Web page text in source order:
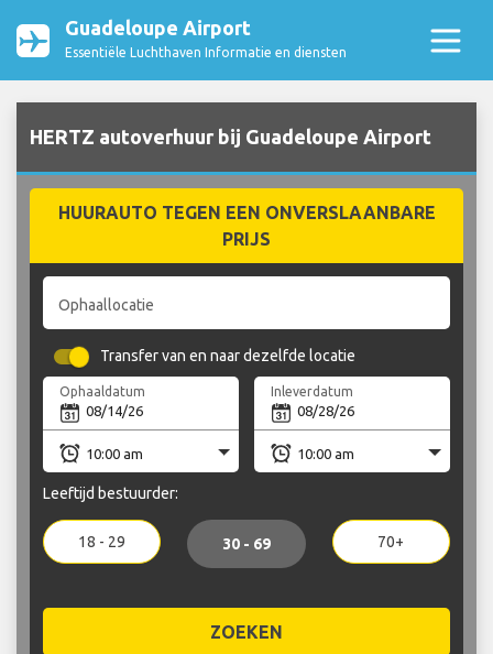
Guadeloupe Airport
Essentiële Luchthaven Informatie en diensten
HERTZ autoverhuur bij Guadeloupe Airport
HUURAUTO TEGEN EEN ONVERSLAANBARE
PRIJS
Ophaallocatie
Transfer van en naar dezelfde locatie
Ophaaldatum Inleverdatum
Leeftijd bestuurder:
18 - 29 30 - 69 70+
ZOEKEN